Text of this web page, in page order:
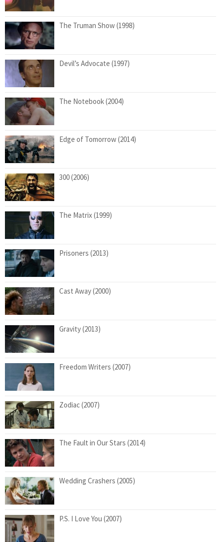
The Truman Show (1998)
Devil’s Advocate (1997)
The Notebook (2004)
Edge of Tomorrow (2014)
300 (2006)
The Matrix (1999)
Prisoners (2013)
Cast Away (2000)
Gravity (2013)
Freedom Writers (2007)
Zodiac (2007)
The Fault in Our Stars (2014)
Wedding Crashers (2005)
P.S. I Love You (2007)